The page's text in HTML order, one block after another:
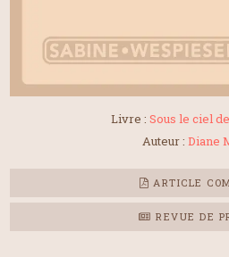
Livre : Sous le ciel
Auteur : Diane
ARTICLE
REVUE DE